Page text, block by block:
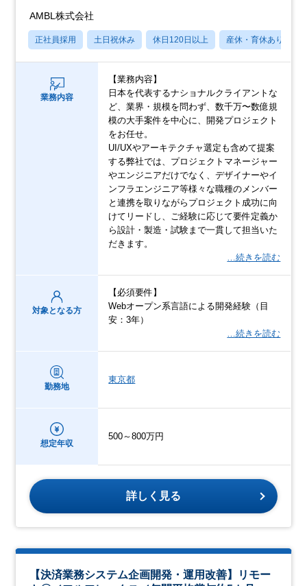
AMBL株式会社
正社員採用 土日祝休み 休日120日以上 産休・育休あり
業務内容
【業務内容】
日本を代表するナショナルクライアントな
ど、業界・規模を問わず、数千万〜数億規
模の大手案件を中心に、開発プロジェクト
をお任せ。
UI/UXやアーキテクチャ選定も含めて提案
する弊社では、プロジェクトマネージャー
やエンジニアだけでなく、デザイナーやイ
ンフラエンジニア等様々な職種のメンバー
と連携を取りながらプロジェクト成功に向
けてリードし、ご経験に応じて要件定義か
ら設計・製造・試験まで一貫して担当いた
だきます。
…続きを読む
対象となる方
【必須要件】
Webオープン系言語による開発経験（目
安：3年）
…続きを読む
勤務地
東京都
想定年収
500～800万円
詳しく見る
【決済業務システム企画開発・運用改善】リモー